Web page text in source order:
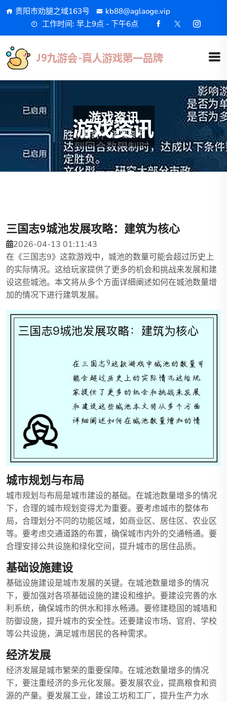
贵阳市劝腿之域163号
kb88@aglaoge.vip
工作时间: 早上9点 - 下午6点
游戏资讯
首页 游戏资讯
三国志9城池发展攻略：建筑为核心
2026-04-13 01:11:43
在《三国志9》这款游戏中，城池的数量可能会超过历史上
的实际情况。这给玩家提供了更多的机会和挑战来发展和建
设这些城池。本文将从多个方面详细阐述如何在城池数量增
加的情况下进行建筑发展。
城市规划与布局
城市规划与布局是城市建设的基础。在城池数量增多的情况
下，合理的城市规划变得尤为重要。要考虑城市的整体布
局，合理划分不同的功能区域，如商业区、居住区、农业区
等。要考虑交通道路的布置，确保城市内外的交通畅通。要
合理安排公共设施和绿化空间，提升城市的居住品质。
基础设施建设
基础设施建设是城市发展的关键。在城池数量增多的情况
下，要加强对各项基础设施的建设和维护。要建设完善的水
利系统，确保城市的供水和排水畅通。要修建稳固的城墙和
防御设施，提升城市的安全性。还要建设市场、官府、学校
等公共设施，满足城市居民的各种需求。
经济发展
经济发展是城市繁荣的重要保障。在城池数量增多的情况
下，要注重经济的多元化发展。要发展农业，提高粮食和资
源的产量。要发展工业，建设工坊和工厂，提升生产力水